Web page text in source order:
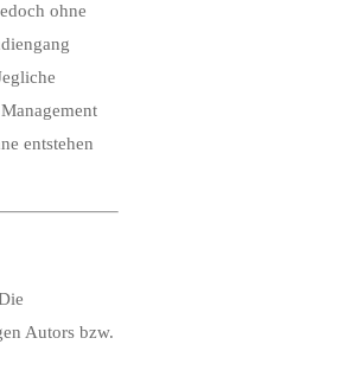
ohne
entstehen
Autors bzw.